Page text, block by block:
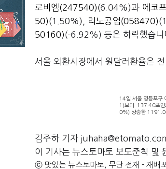
로비엠(247540)(6.04%)과 에코
50)(1.50%), 리노공업(058470)
50160)(-6.92%) 등은 하락했습니
서울 외환시장에서 원달러환율은
14일 서울 영등포구
1)보다 137.40포
0%) 상승한
김주하 기자
이 기사는 뉴스토마토 보도준칙 및
ⓒ 맛있는 뉴스토마토, 무단 전재 - 재배